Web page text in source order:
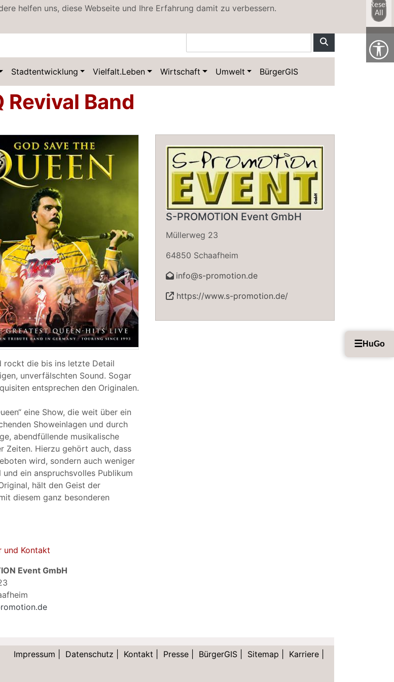
helfen uns, diese Webseite und Ihre Erfahrung damit zu verbessern.
Stadtentwicklung Vielfalt.Leben Wirtschaft Umwelt BürgerGIS
Revival Band
rockt die bis ins letzte Detail
unverfälschten Sound. Sogar
entsprechen den Originalen.
eine Show, die weit über ein
Showeinlagen und durch
abendfüllende musikalische
Zeiten. Hierzu gehört auch, dass
wird, sondern auch weniger
ein anspruchsvolles Publikum
hält den Geist der
diesem ganz besonderen
und Kontakt
Event GmbH
S-PROMOTION Event GmbH
Müllerweg 23
64850 Schaafheim
info@s-promotion.de
https://www.s-promotion.de/
Impressum Datenschutz Kontakt Presse| BürgerGIS| Sitemap Karriere|
☰HuGo
Reset
All